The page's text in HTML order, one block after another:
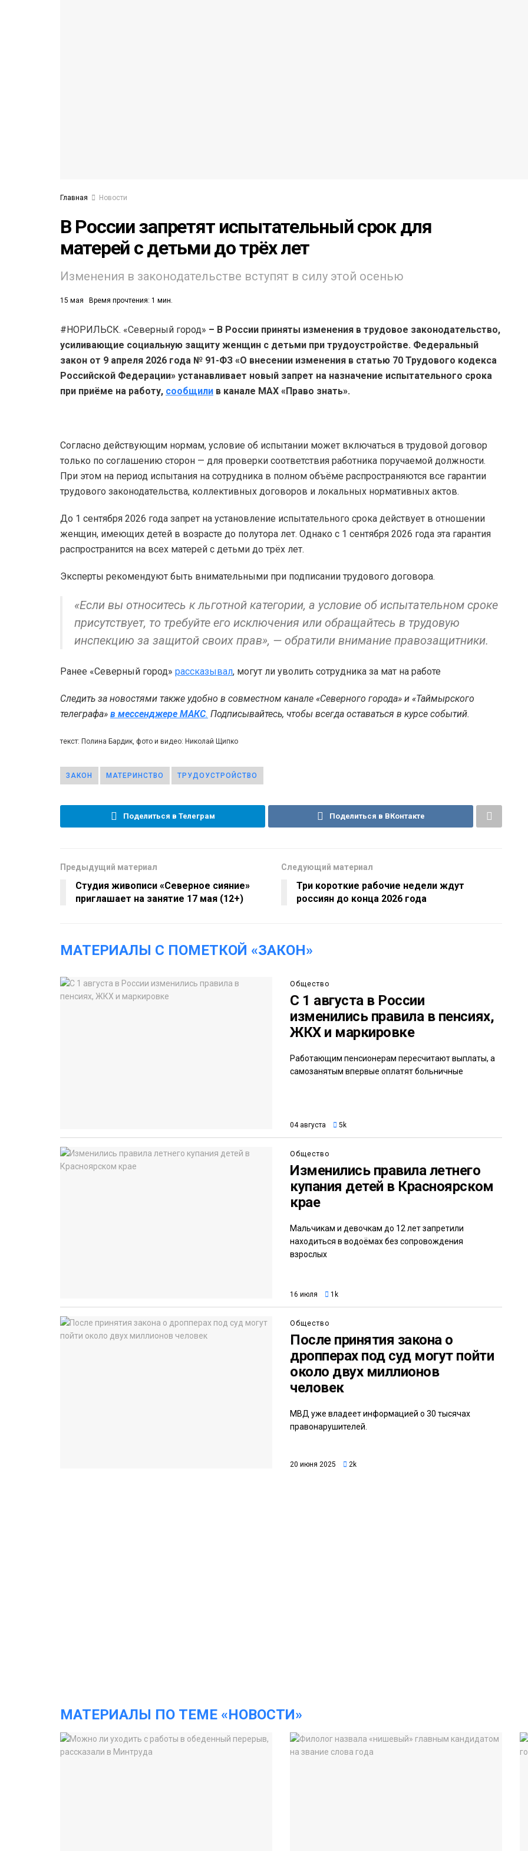
Главная Новости
В России запретят испытательный срок для
матерей с детьми до трёх лет
Изменения в законодательстве вступят в силу этой осенью
15 мая Время прочтения: 1 мин.
#НОРИЛЬСК. «Северный город» – В России приняты изменения в трудовое законодательство,
усиливающие социальную защиту женщин с детьми при трудоустройстве. Федеральный
закон от 9 апреля 2026 года № 91-ФЗ «О внесении изменения в статью 70 Трудового кодекса
Российской Федерации» устанавливает новый запрет на назначение испытательного срока
при приёме на работу, сообщили в канале МАХ «Право знать».
Согласно действующим нормам, условие об испытании может включаться в трудовой договор
только по соглашению сторон — для проверки соответствия работника поручаемой должности.
При этом на период испытания на сотрудника в полном объёме распространяются все гарантии
трудового законодательства, коллективных договоров и локальных нормативных актов.
До 1 сентября 2026 года запрет на установление испытательного срока действует в отношении
женщин, имеющих детей в возрасте до полутора лет. Однако с 1 сентября 2026 года эта гарантия
распространится на всех матерей с детьми до трёх лет.
Эксперты рекомендуют быть внимательными при подписании трудового договора.
«Если вы относитесь к льготной категории, а условие об испытательном сроке
присутствует, то требуйте его исключения или обращайтесь в трудовую
инспекцию за защитой своих прав», — обратили внимание правозащитники.
Ранее «Северный город» рассказывал, могут ли уволить сотрудника за мат на работе
Следить за новостями также удобно в совместном канале «Северного города» и «Таймырского
телеграфа» в мессенджере MAКС. Подписывайтесь, чтобы всегда оставаться в курсе событий.
текст: Полина Бардик, фото и видео: Николай Щипко
ЗАКОН МАТЕРИНСТВО ТРУДОУСТРОЙСТВО
Поделиться в Телеграм Поделиться в ВКонтакте
Предыдущий материал
Студия живописи «Северное сияние»
приглашает на занятие 17 мая (12+)
Следующий материал
Три короткие рабочие недели ждут
россиян до конца 2026 года
МАТЕРИАЛЫ С ПОМЕТКОЙ «ЗАКОН»
Общество
С 1 августа в России
изменились правила в пенсиях,
ЖКХ и маркировке
Работающим пенсионерам пересчитают выплаты, а
самозанятым впервые оплатят больничные
04 августа 5k
Общество
Изменились правила летнего
купания детей в Красноярском
крае
Мальчикам и девочкам до 12 лет запретили
находиться в водоёмах без сопровождения
взрослых
16 июля 1k
Общество
После принятия закона о
дропперах под суд могут пойти
около двух миллионов
человек
МВД уже владеет информацией о 30 тысячах
правонарушителей.
20 июня 2025 2k
МАТЕРИАЛЫ ПО ТЕМЕ «НОВОСТИ»